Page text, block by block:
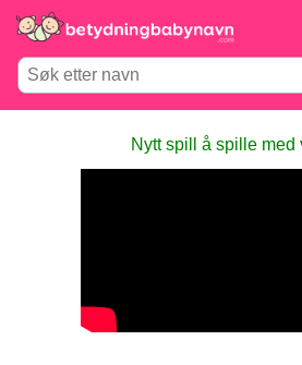
Nytt spill å spille med